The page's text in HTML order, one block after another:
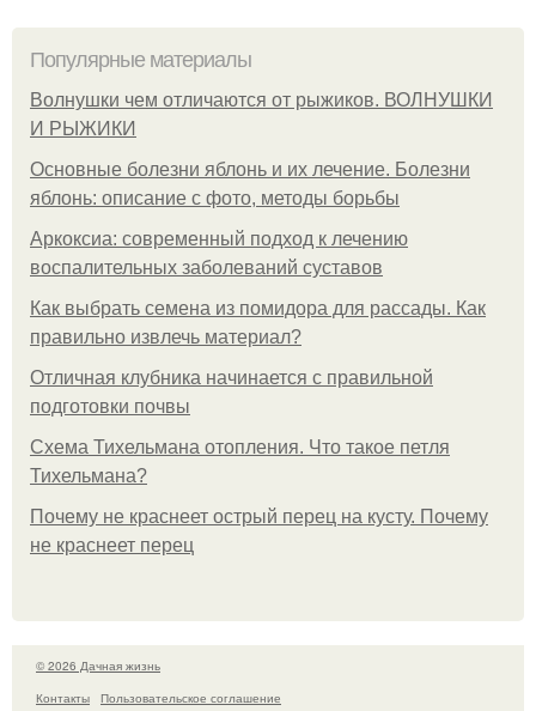
Популярные материалы
Волнушки чем отличаются от рыжиков. ВОЛНУШКИ
И РЫЖИКИ
Основные болезни яблонь и их лечение. Болезни
яблонь: описание с фото, методы борьбы
Аркоксиа: современный подход к лечению
воспалительных заболеваний суставов
Как выбрать семена из помидора для рассады. Как
правильно извлечь материал?
Отличная клубника начинается с правильной
подготовки почвы
Схема Тихельмана отопления. Что такое петля
Тихельмана?
Почему не краснеет острый перец на кусту. Почему
не краснеет перец
© 2026 Дачная жизнь
Контакты
Пользовательское соглашение